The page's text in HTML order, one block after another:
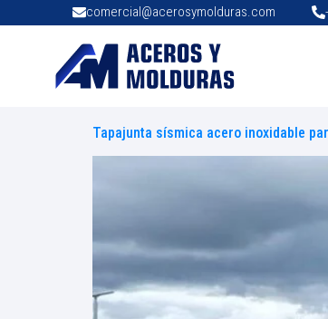
comercial@acerosymolduras.com
Tapajunta sísmica acero inoxidable